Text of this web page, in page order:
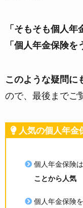
「そもそも個人年
「個人年金保険を
このような疑問に
ので、最後までご
人気の個人年金
個人年金保険は
ことから人気
個人年金保険